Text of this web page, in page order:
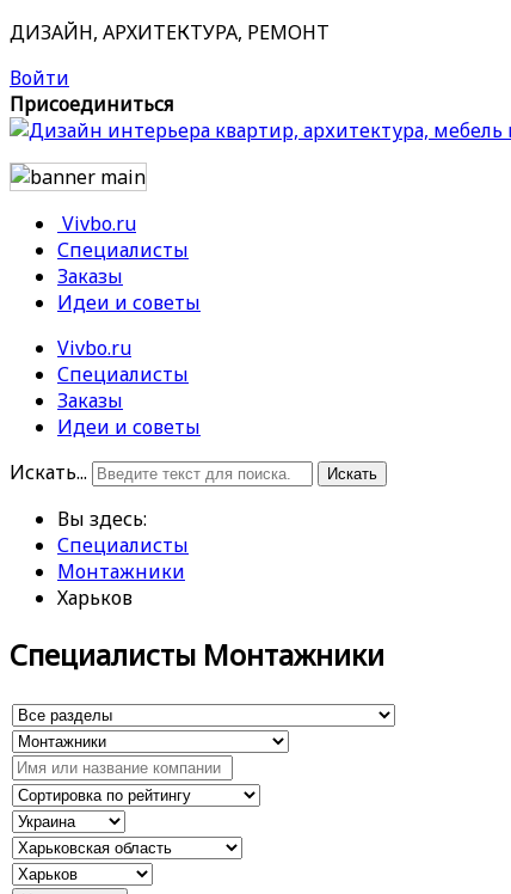
ДИЗАЙН, АРХИТЕКТУРА, РЕМОНТ
Войти
Присоединиться
Vivbo.ru
Специалисты
Заказы
Идеи и советы
Vivbo.ru
Специалисты
Заказы
Идеи и советы
Искать...
Искать
Вы здесь:
Специалисты
Монтажники
Харьков
Специалисты Монтажники